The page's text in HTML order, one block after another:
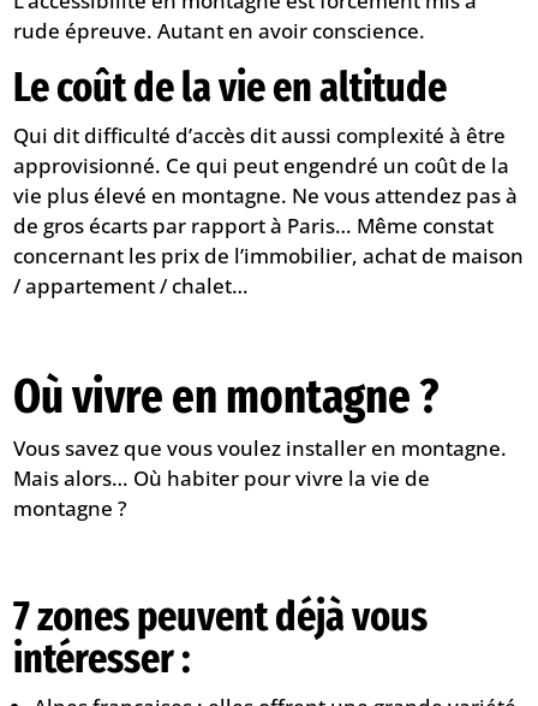
rude épreuve. Autant en avoir conscience.
Le coût de la vie en altitude
Qui dit difficulté d’accès dit aussi complexité à être
approvisionné. Ce qui peut engendré un coût de la
vie plus élevé en montagne. Ne vous attendez pas à
de gros écarts par rapport à Paris… Même constat
concernant les prix de l’immobilier, achat de maison
/ appartement / chalet…
​Où vivre en montagne ?
Vous savez que vous voulez installer en montagne.
Mais alors… Où habiter pour vivre la vie de
montagne ?
7 zones peuvent déjà vous
intéresser :